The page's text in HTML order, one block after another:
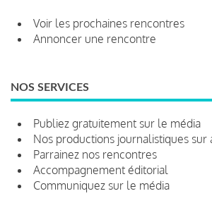
Voir les prochaines rencontres
Annoncer une rencontre
NOS SERVICES
Publiez gratuitement sur le média
Nos productions journalistiques sur
Parrainez nos rencontres
Accompagnement éditorial
Communiquez sur le média